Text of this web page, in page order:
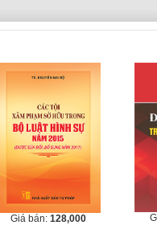
Giá bán:128,000